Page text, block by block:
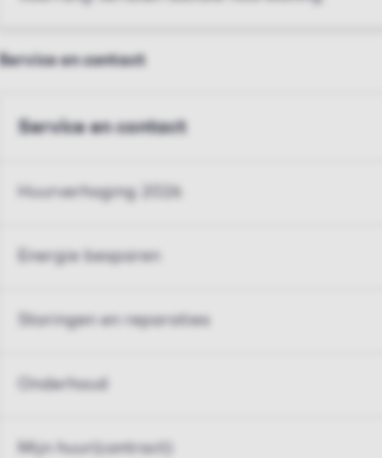
Service en contact
Service en contact
Huurverhoging 2026
Energie besparen
Storingen en reparaties
Onderhoud
Mijn huur(contract)